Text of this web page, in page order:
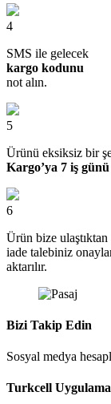
4
SMS ile gelecek
kargo kodunu
not alın.
5
Ürünü eksiksiz bir
Kargo’ya 7 iş
6
Ürün bize
iade talebiniz
aktarılır.
Bizi Takip Edin
Sosyal medya
Turkcell